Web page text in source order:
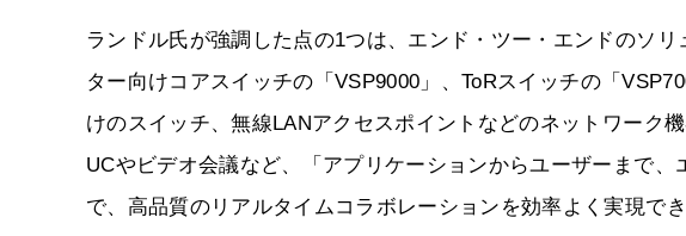
ランドル氏が強調した点の1つは、エンド・ツー・エンドのソ
ター向けコアスイッチの「VSP9000」、ToRスイッチの「
けのスイッチ、無線LANアクセスポイントなどのネットワーク
UCやビデオ会議など、「アプリケーションからユーザーまで
で、高品質のリアルタイムコラボレーションを効率よく実現でき